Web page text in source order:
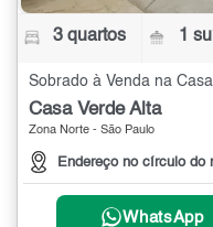
3 quartos 1
Sobrado à Venda na
Casa Verde Alta
Zona Norte - São Paulo
Endereço no círculo do
WhatsApp